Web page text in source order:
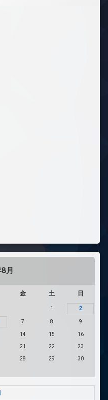
月
金 土 日
1 2
7 8 9
14 15 16
21 22 23
28 29 30